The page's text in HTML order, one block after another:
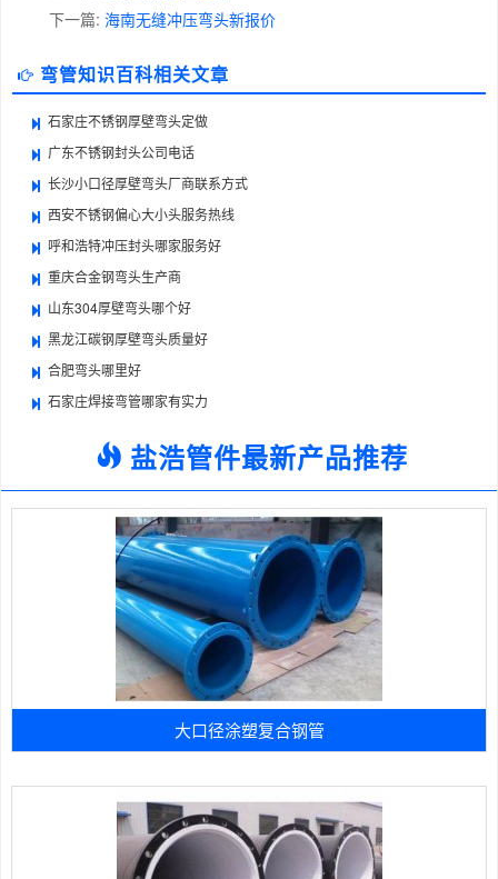
下一篇: 海南无缝冲压弯头新报价
弯管知识百科相关文章
石家庄不锈钢厚壁弯头定做
广东不锈钢封头公司电话
长沙小口径厚壁弯头厂商联系方式
西安不锈钢偏心大小头服务热线
呼和浩特冲压封头哪家服务好
重庆合金钢弯头生产商
山东304厚壁弯头哪个好
黑龙江碳钢厚壁弯头质量好
合肥弯头哪里好
石家庄焊接弯管哪家有实力
盐浩管件最新产品推荐
大口径涂塑复合钢管